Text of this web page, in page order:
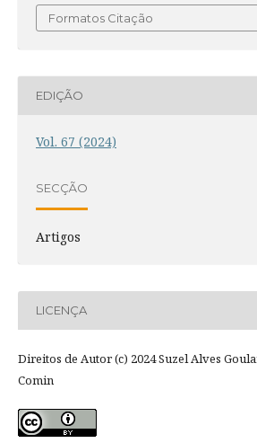
Formatos Citação
EDIÇÃO
Vol. 67 (2024)
SECÇÃO
Artigos
LICENÇA
Direitos de Autor (c) 2024 Suzel Alves
Comin